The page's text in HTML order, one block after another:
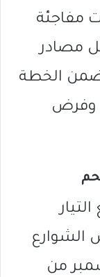
مفاجئة
مصادر
الخطة
وفرض
الشوارع
الخميس 19 ديسمبر من